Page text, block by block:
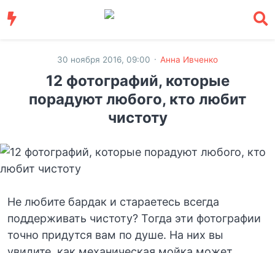
30 ноября 2016, 09:00 · Анна Ивченко
12 фотографий, которые
порадуют любого, кто любит
чистоту
Не любите бардак и стараетесь всегда
поддерживать чистоту? Тогда эти фотографии
точно придутся вам по душе. На них вы